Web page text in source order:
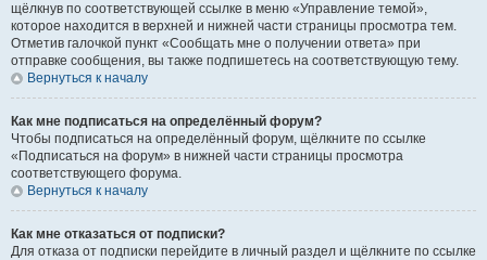
щёлкнув по соответствующей ссылке в меню «Управление темой»,
которое находится в верхней и нижней части страницы просмотра тем.
Отметив галочкой пункт «Сообщать мне о получении ответа» при
отправке сообщения, вы также подпишетесь на соответствующую тему.
Вернуться к началу
Как мне подписаться на определённый форум?
Чтобы подписаться на определённый форум, щёлкните по ссылке
«Подписаться на форум» в нижней части страницы просмотра
соответствующего форума.
Вернуться к началу
Как мне отказаться от подписки?
Для отказа от подписки перейдите в личный раздел и щёлкните по ссылке